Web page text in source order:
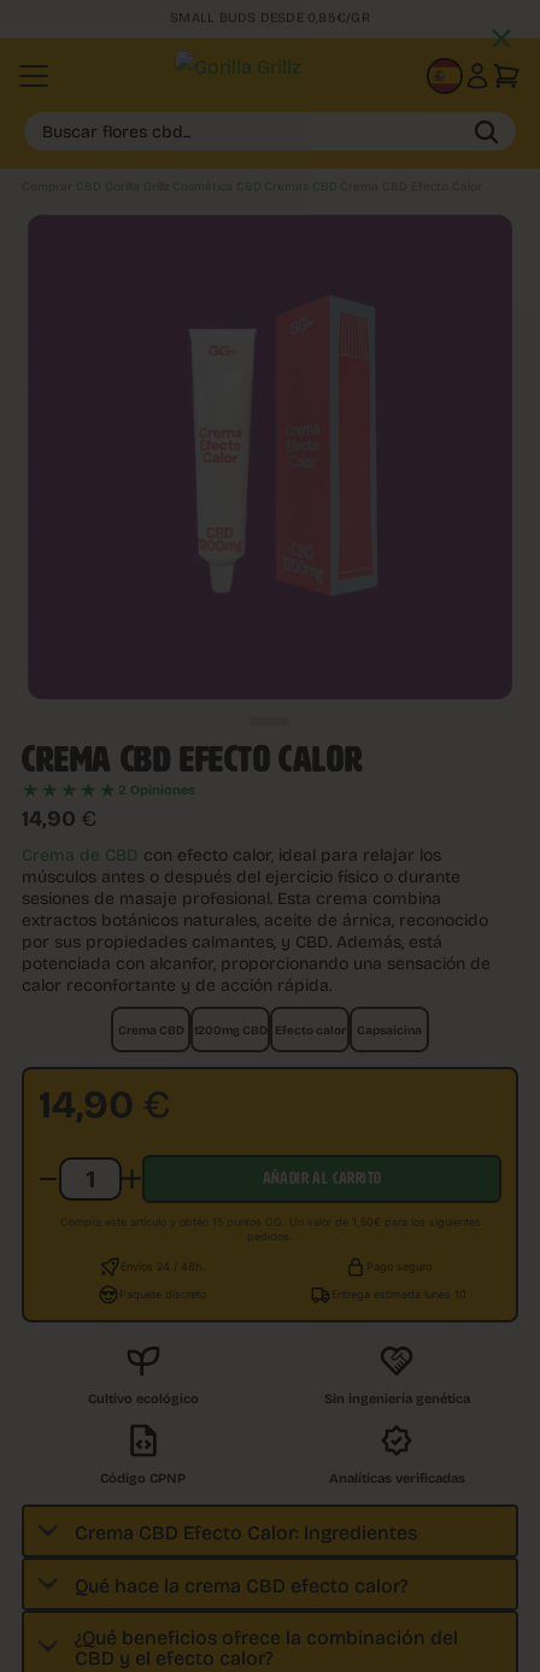
SMALL BUDS DESDE 0,85€/GR
ES
Buscar flores cbd...
Comprar CBD Gorilla Grillz Cosmética CBD Cremas CBD
CREMA CBD EFECTO CALOR
★★★★★ 2 Opiniones
14,90 €
Crema de CBD con efecto calor, ideal para relajar los
músculos antes o después del ejercicio físico o durante
sesiones de masaje profesional. Esta crema combina
extractos botánicos naturales, aceite de árnica, reconocido
por sus propiedades calmantes, y CBD. Además, está
potenciada con alcanfor, proporcionando una sensación de
calor reconfortante y de acción rápida.
Crema CBD 1200mg CBD Efecto calor Capsaicina
14,90 €
AÑADIR AL CARRITO
Compra este artículo y obtén 15 puntos GG. Un valor de 1,50€ para los siguientes
pedidos.
Envíos 24 / 48h. Pago seguro
Paquete discreto Entrega estimada lunes 10
Cultivo ecológico Sin ingeniería genética
Código CPNP Analíticas verificadas
Crema CBD Efecto Calor: Ingredientes
Qué hace la crema CBD efecto calor?
¿Qué beneficios ofrece la combinación del
CBD y el efecto calor?